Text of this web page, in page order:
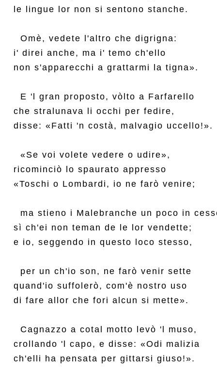
le lingue lor non si sentono stanche.
  Omè, vedete l'altro che digrigna:
i' direi anche, ma i' temo ch'ello
non s'apparecchi a grattarmi la tigna».
  E 'l gran proposto, vòlto a Farfarello
che stralunava li occhi per fedire,
disse: «Fatti 'n costà, malvagio uccello!».
  «Se voi volete vedere o udire»,
ricominciò lo spaurato appresso
«Toschi o Lombardi, io ne farò venire;
ma stieno i Malebranche un poco in
sì ch'ei non teman de le lor vendette;
e io, seggendo in questo loco stesso,
  per un ch'io son, ne farò venir sette
quand'io suffolerò, com'è nostro uso
di fare allor che fori alcun si mette».
  Cagnazzo a cotal motto levò 'l muso,
crollando 'l capo, e disse: «Odi malizia
ch'elli ha pensata per gittarsi giuso!».